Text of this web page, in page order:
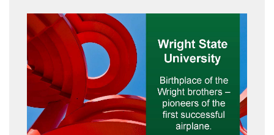
ích hiện đạXem thêm